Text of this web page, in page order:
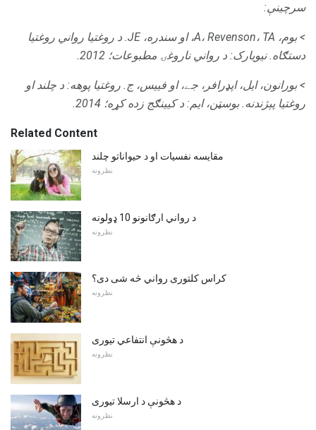
سرچینې:
> بوم، A، Revenson، TA، او سندره، JE.
د روغتیا رواني روغتیا
دستګاه. نیویارک: د رواني ناروغۍ مطبوعات؛ 2012.
> بورانون، ایل، اپډرافر، جے، او فییس، ج. روغتیا پوهه: د چلند او
روغتیا پېژندنه. بوسټن، ایم: د کیینګج زده کړه؛ 2014.
Related Content
مقایسه نفسیات او د حیواناتو چلند
نظرونه
د رواني ارګانونو 10 ډولونه
نظرونه
کراس کلتوری رواني څه شی دی؟
نظرونه
د هڅونې انتفاعي تیوری
نظرونه
د هڅونې د ارسلا تیوری
نظرونه